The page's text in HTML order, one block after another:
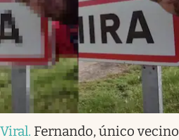
Viral. Fernando, único